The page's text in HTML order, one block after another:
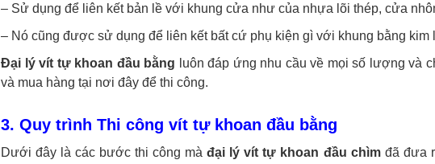
– Sử dụng để liên kết bản lề với khung cửa như của nhựa lõi thép, cửa
– Nó cũng được sử dụng để liên kết bất cứ phụ kiện gì với khung bằng kim
Đại lý vít tự khoan đầu bằng luôn đáp ứng nhu cầu về mọi số lượng và
và mua hàng tại nơi đây để thi công.
3. Quy trình Thi công vít tự khoan đầu bằng
Dưới đây là các bước thi công màđại lý vít tự khoan đầu chìmđã đưa